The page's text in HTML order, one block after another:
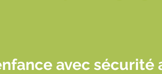
avec sécurité